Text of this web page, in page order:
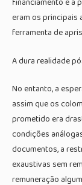
eram os principais
ferramenta de
A dura realidade
No entanto, a
assim que os
prometido era
condições
documentos, a
exaustivas sem
remuneração